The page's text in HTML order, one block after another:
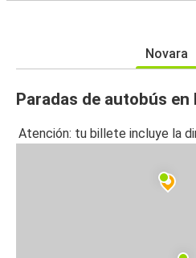
Novara
Paradas de autobús en
Atención: tu billete incluye la